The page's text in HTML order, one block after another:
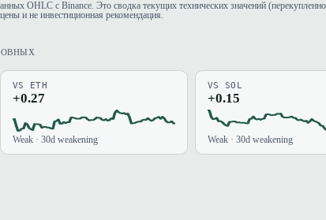
OHLC с Binance. Это сводка текущих технических значений
и не инвестиционная рекомендация.
VS ETH
+0.27
Weak · 30d weakening
VS SOL
+0.15
Weak · 30d weakening